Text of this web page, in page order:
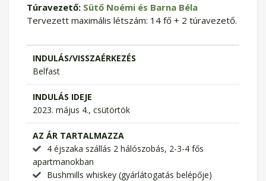
Túravezető: Sütő Noémi és Barna Béla
Tervezett maximális létszám: 14 fő + 2 túravezető.
INDULÁS/VISSZAÉRKEZÉS
Belfast
INDULÁS IDEJE
2023. május 4., csütörtök
AZ ÁR TARTALMAZZA
4 éjszaka szállás 2 hálószobás, 2-3-4 fős
apartmanokban
Bushmills whiskey (gyárlátogatás belépője)